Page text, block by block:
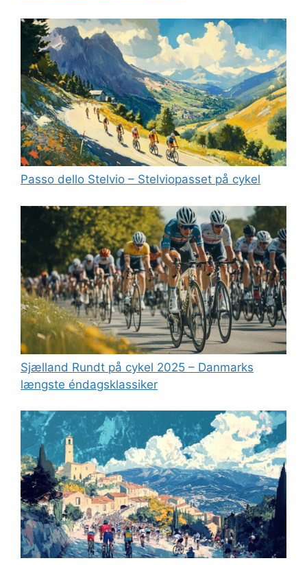
Passo dello Stelvio – Stelviopasset på cykel
Sjælland Rundt på cykel 2025 – Danmarks
længste éndagsklassiker